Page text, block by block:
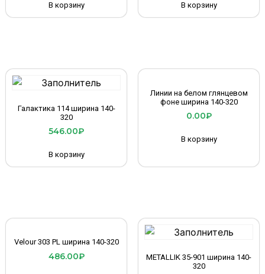
В корзину В корзину
Галактика 114 ширина 140-
320
546.00₽
В корзину
Линии на белом глянцевом
фоне ширина 140-320
0.00₽
В корзину
Velour 303 PL ширина 140-320
486.00₽
METALLIK 35-901 ширина 140-
320